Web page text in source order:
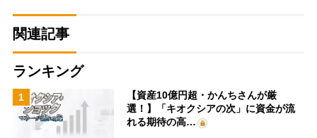
関連記事
ランキング
1
【資産10億円超・かんちさんが厳
選！】「キオクシアの次」に資金が流
れる期待の高…